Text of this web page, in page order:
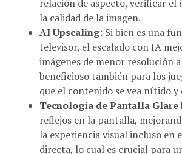
la calidad de la imagen.
AI Upscaling:Si bien es una
televisor, el escalado con IA
imágenes de menor resolución
beneficioso también para los
que el contenido se vea nítido y
Tecnología de Pantalla Glare
reflejos en la pantalla,
la experiencia visual incluso en
directa, lo cual es crucial para
completa durante las sesiones